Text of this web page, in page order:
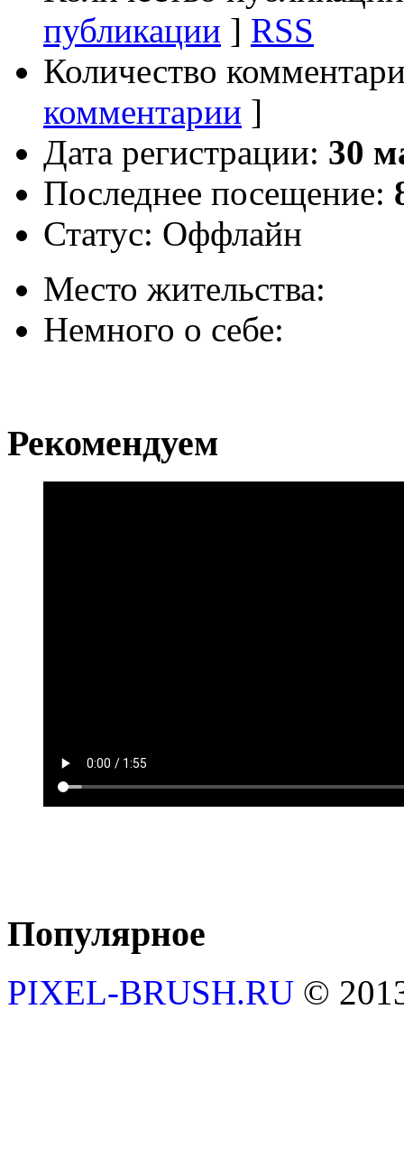
публикации ] RSS
Количество
комментарии ]
Дата регистрации: 30
Последнее посещение:
Статус: Оффлайн
Место жительства:
Немного о себе:
Рекомендуем
Популярное
PIXEL-BRUSH.RU ©